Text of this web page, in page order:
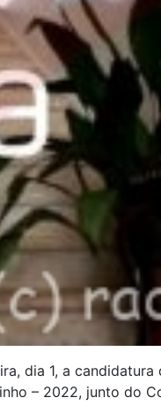
dia 1, a candidatura
– 2022, junto do